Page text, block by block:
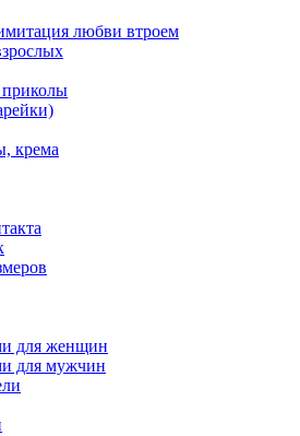
любви втроем
приколы
крема
для женщин
для мужчин